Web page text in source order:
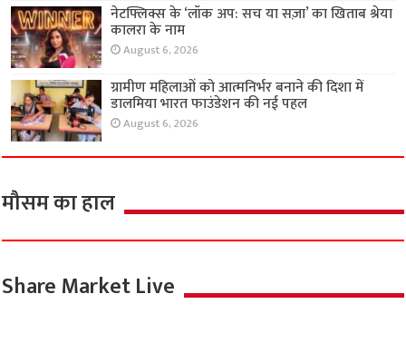
नेटफ्लिक्स के ‘लॉक अप: सच या सज़ा’ का खिताब श्रेया
कालरा के नाम
August 6, 2026
ग्रामीण महिलाओं को आत्मनिर्भर बनाने की दिशा में
डालमिया भारत फाउंडेशन की नई पहल
August 6, 2026
मौसम का हाल
Share Market Live